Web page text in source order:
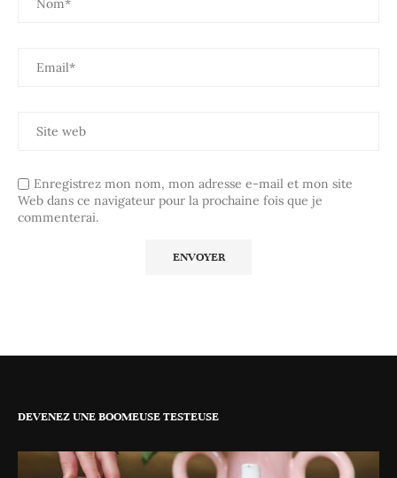
Enregistrez mon nom, mon adresse e-mail et mon site
Web dans ce navigateur pour la prochaine fois que je
commenterai.
DEVENEZ UNE BOOMEUSE TESTEUSE